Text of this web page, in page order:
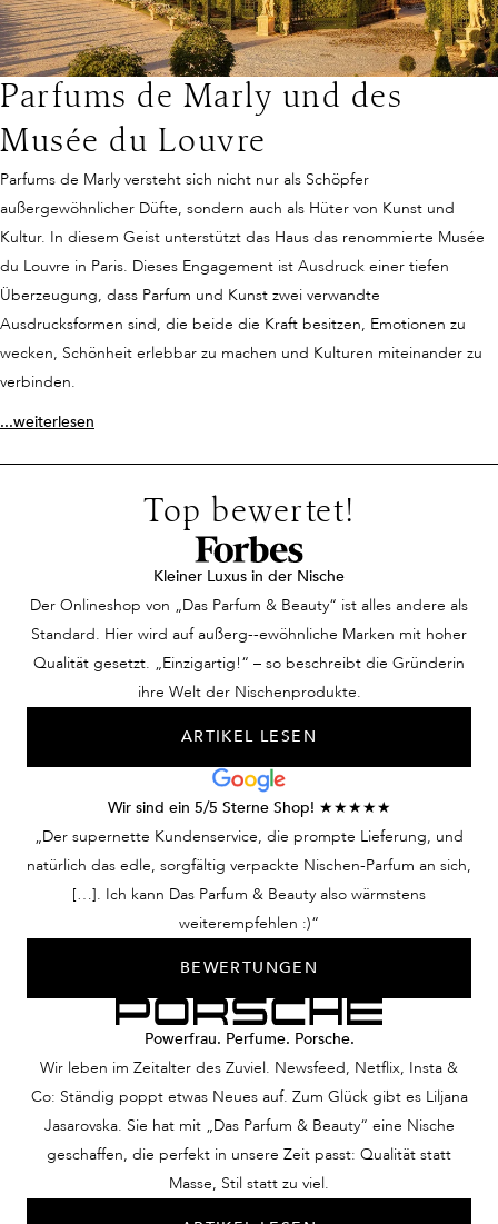
Extraktionsmethoden tragen dazu bei, dass Rohstoffe schonend
verarbeitet werden, um ihre natürliche Strahlkraft zu bewahren und
gleichzeitig Ressourcen zu schonen.
Parfums de Marly und des
Musée du Louvre
Parfums de Marly versteht sich nicht nur als Schöpfer
außergewöhnlicher Düfte, sondern auch als Hüter von Kunst und
Kultur. In diesem Geist unterstützt das Haus das renommierte Musée
du Louvre in Paris. Dieses Engagement ist Ausdruck einer tiefen
Überzeugung, dass Parfum und Kunst zwei verwandte
Ausdrucksformen sind, die beide die Kraft besitzen, Emotionen zu
wecken, Schönheit erlebbar zu machen und Kulturen miteinander zu
verbinden.
...weiterlesen
gemeinsame Geschichte von Kunst und Duft. Schon im 18.
Jahrhundert waren Kunst, Architektur und Parfum eng miteinander
verwoben. König Ludwig XV., dessen Hof als „la cour parfumée“
bekannt war, vereinte in Marly nicht nur Feste, Musik und prunkvolle
Architektur, sondern auch den Duft als künstlerisches Ausdrucksmittel.
Diese Tradition führt Parfums de Marly im 21. Jahrhundert weiter. Die
Unterstützung des Hauses ermöglicht es dem Louvre, Ausstellungen,
Restaurierungen und kulturelle Projekte umzusetzen, die das reiche
Erbe des Museums bewahren und zugleich für kommende
Generationen öffnen. Kunstwerke, die von unschätzbarem Wert sind,
können so in neuem Glanz erstrahlen. Damit trägt Parfums de Marly
dazu bei, das kulturelle Gedächtnis Frankreichs und der Welt lebendig
zu halten. Das Engagement für das Louvre ist aber auch eine Botschaft
an die Liebhaberinnen und Liebhaber der Marke: Parfum ist keine
oberflächliche Mode, sondern Teil einer umfassenden Kultur, die seit
Jahrhunderten Menschen bewegt.
Top bewertet!
Kleiner Luxus in der Nische
Der Onlineshop von „Das Parfum & Beauty“ ist alles andere als
Standard. Hier wird auf außerg--ewöhnliche Marken mit hoher
Qualität gesetzt. „Einzigartig!“ – so beschreibt die Gründerin
ihre Welt der Nischenprodukte.
ARTIKEL LESEN
Wir sind ein 5/5 Sterne Shop! ★★★★★
„Der supernette Kundenservice, die prompte Lieferung, und
natürlich das edle, sorgfältig verpackte Nischen-Parfum an sich,
[…]. Ich kann Das Parfum & Beauty also wärmstens
weiterempfehlen :)“
BEWERTUNGEN
Powerfrau. Perfume. Porsche.
Wir leben im Zeitalter des Zuviel. Newsfeed, Netflix, Insta &
Co: Ständig poppt etwas Neues auf. Zum Glück gibt es Liljana
Jasarovska. Sie hat mit „Das Parfum & Beauty“ eine Nische
geschaffen, die perfekt in unsere Zeit passt: Qualität statt
Masse, Stil statt zu viel.